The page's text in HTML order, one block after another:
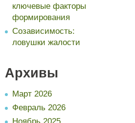
ключевые факторы
формирования
Созависимость:
ловушки жалости
Архивы
Март 2026
Февраль 2026